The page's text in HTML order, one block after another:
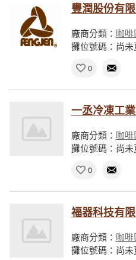
豐潤股份有
廠商分類： 咖啡
攤位號碼：尚未
0
一丞冷凍工
廠商分類： 咖啡
攤位號碼：尚未
0
福器科技有
廠商分類： 咖啡
攤位號碼：尚未